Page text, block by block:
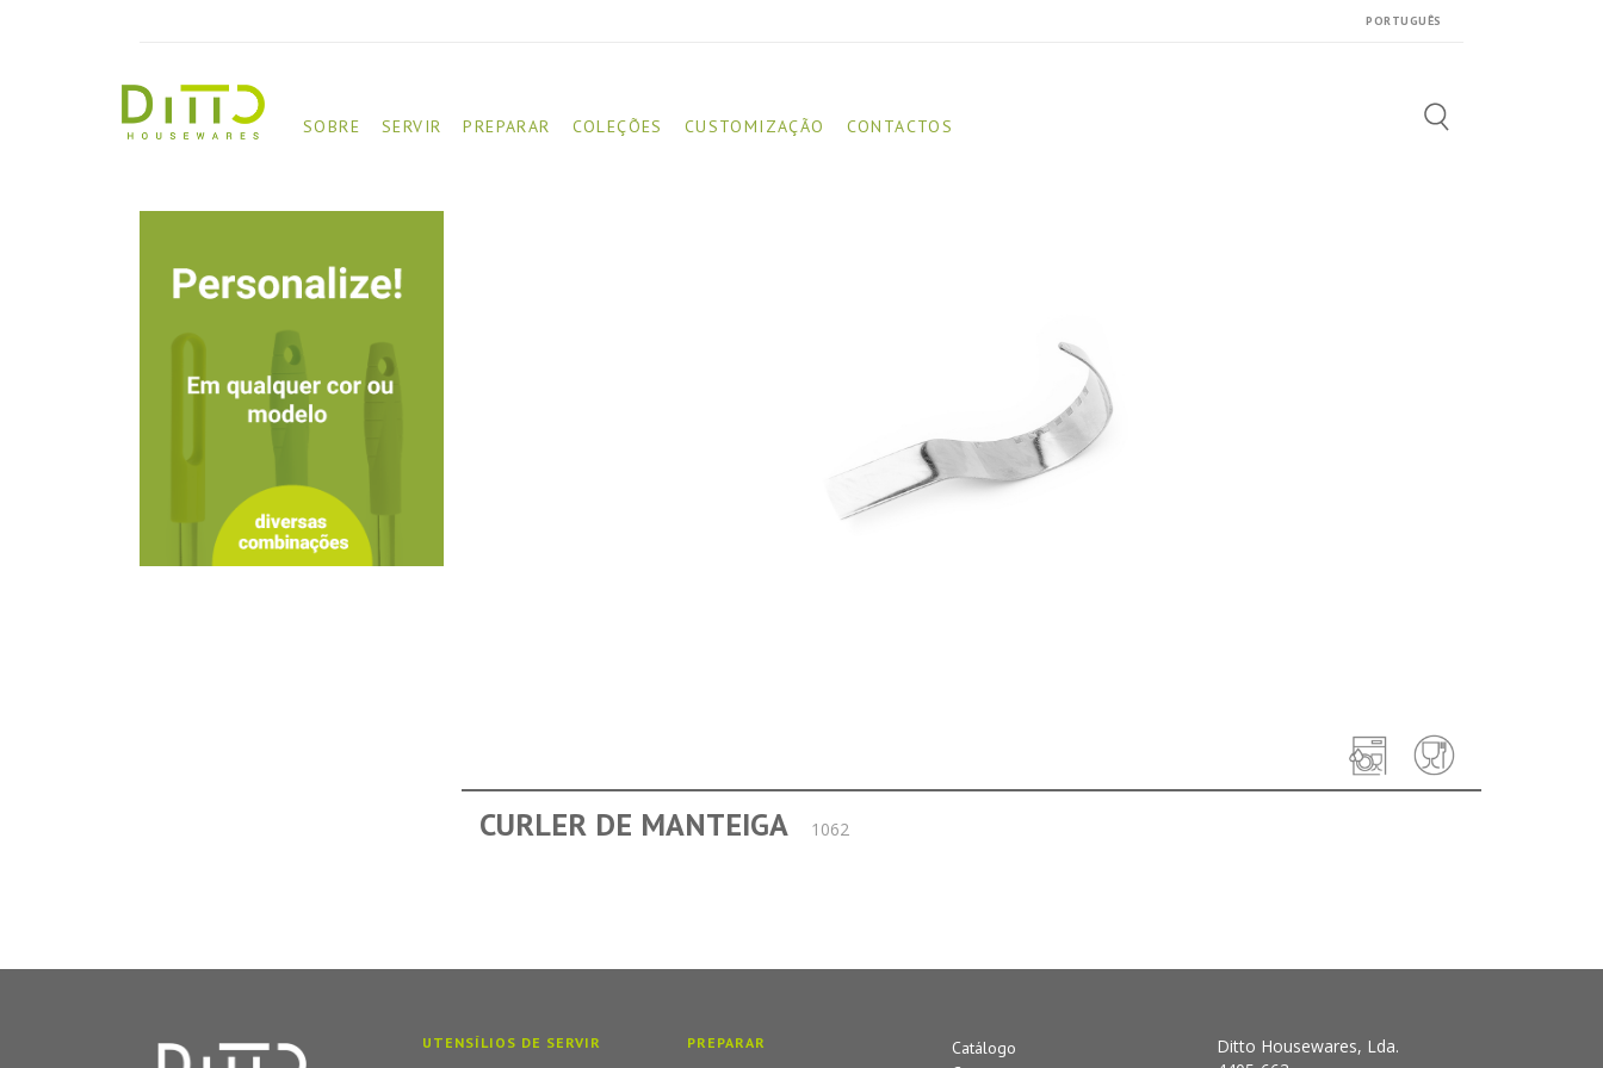
PORTUGUÊS
SOBRE SERVIR PREPARAR COLEÇÕES CUSTOMIZAÇÃO CONTACTOS
Search
CURLER DE MANTEIGA 1062
UTENSÍLIOS DE SERVIR PREPARAR
Catálogo
Ditto Housewares, Lda.